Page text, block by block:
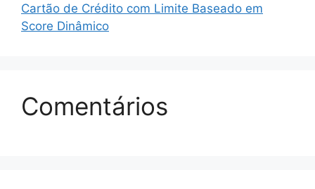
Cartão de Crédito com Limite Baseado em
Score Dinâmico
Comentários